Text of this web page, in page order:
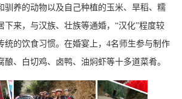
驯养的动物以及自己种植的玉米、旱稻、糯
下来，与汉族、壮族等通婚，“汉化”程度较
统的饮食习惯。在婚宴上，4名师生参与制作
酿、白切鸡、卤鸭、油焖虾等十多道菜肴。